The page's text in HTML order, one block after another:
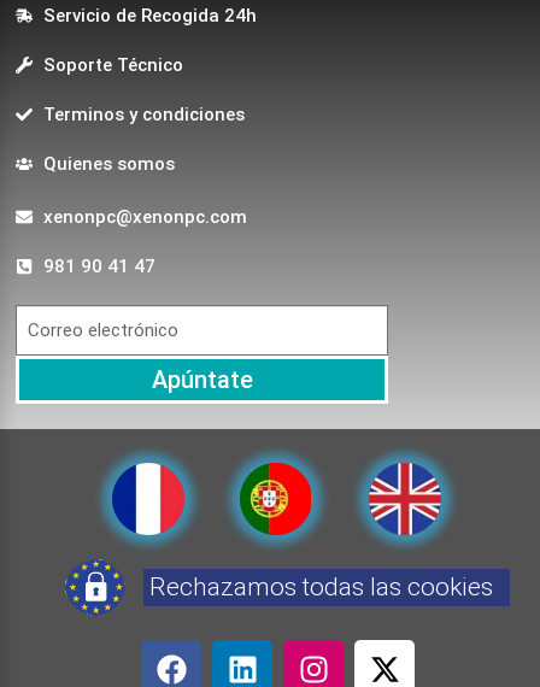
Servicio de Recogida 24h
Soporte Técnico
Terminos y condiciones
Quienes somos
xenonpc@xenonpc.com
981 90 41 47
Apúntate
Rechazamos todas las cookies